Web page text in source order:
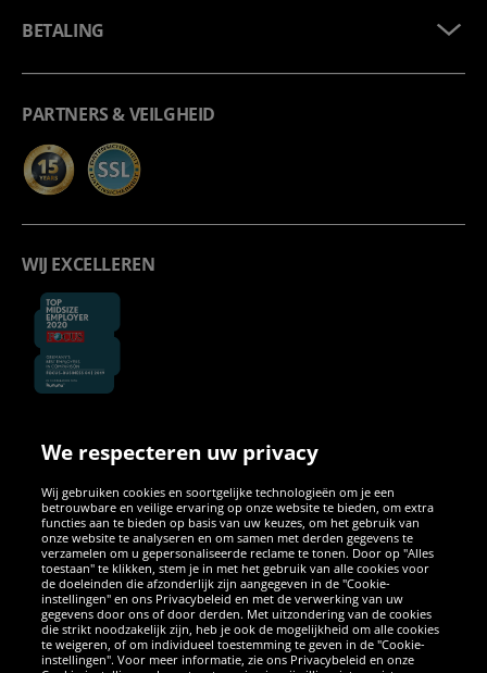
BETALING
PARTNERS & VEILGHEID
WIJ EXCELLEREN
SOCIALE MEDIA
FacebookInstagram
WhatsApp
TikTokTwitterYouTube
APPS
We respecteren uw privacy
Wij gebruiken cookies en soortgelijke technologieën om je een
betrouwbare en veilige ervaring op onze website te bieden, om extra
functies aan te bieden op basis van uw keuzes, om het gebruik van
onze website te analyseren en om samen met derden gegevens te
verzamelen om u gepersonaliseerde reclame te tonen. Door op "Alles
toestaan" te klikken, stem je in met het gebruik van alle cookies voor
de doeleinden die afzonderlijk zijn aangegeven in de "Cookie-
instellingen" en ons Privacybeleid en met de verwerking van uw
gegevens door ons of door derden. Met uitzondering van de cookies
die strikt noodzakelijk zijn, heb je ook de mogelijkheid om alle cookies
te weigeren, of om individueel toestemming te geven in de "Cookie-
instellingen". Voor meer informatie, zie ons Privacybeleid en onze